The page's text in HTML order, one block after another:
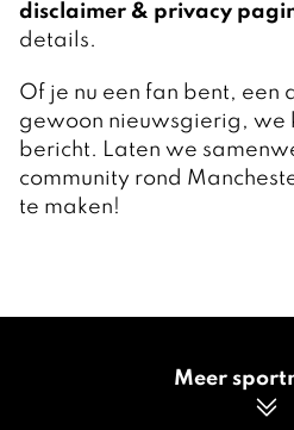
disclaimer & privacy
details.
Of je nu een fan bent, een
gewoon nieuwsgierig, we
bericht. Laten we
community rond
te maken!
Meer